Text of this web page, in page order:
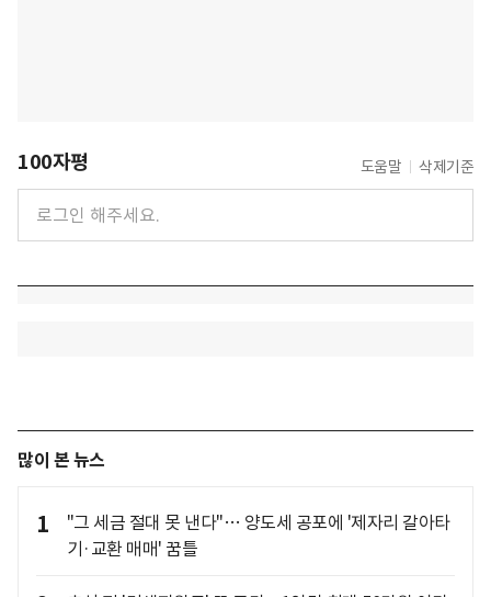
100자평 도움말 삭제기준
많이 본 뉴스
1
"그 세금 절대 못 낸다"… 양도세 공포에 '제자리 갈아타
기·교환 매매' 꿈틀